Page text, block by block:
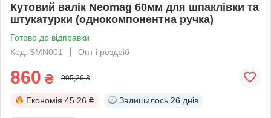
Кутовий валік Neomag 60мм для шпаклівки та
штукатурки (однокомпонентна ручка)
Готово до відправки
Код: SMN001
Опт і роздріб
860 ₴ 905,26 ₴
Економія 45.26 ₴ Залишилось 26 днів